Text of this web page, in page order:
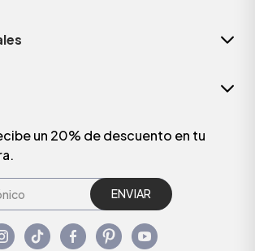
un 20% de descuento en tu
ENVIAR